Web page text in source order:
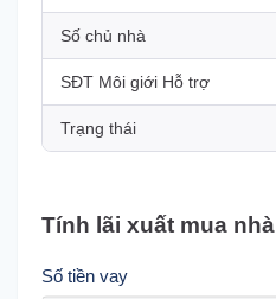
Số chủ nhà
SĐT Môi giới Hỗ trợ
Trạng thái
Tính lãi xuất mua nhà
Số tiền vay